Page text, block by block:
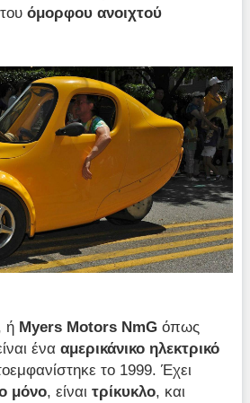
τουόμορφου ανοιχτού
ή Myers Motors NmG όπως
ένααμερικάνικο ηλεκτρικό
το 1999. Έχει
μόνο, είναιτρίκυκλο, και